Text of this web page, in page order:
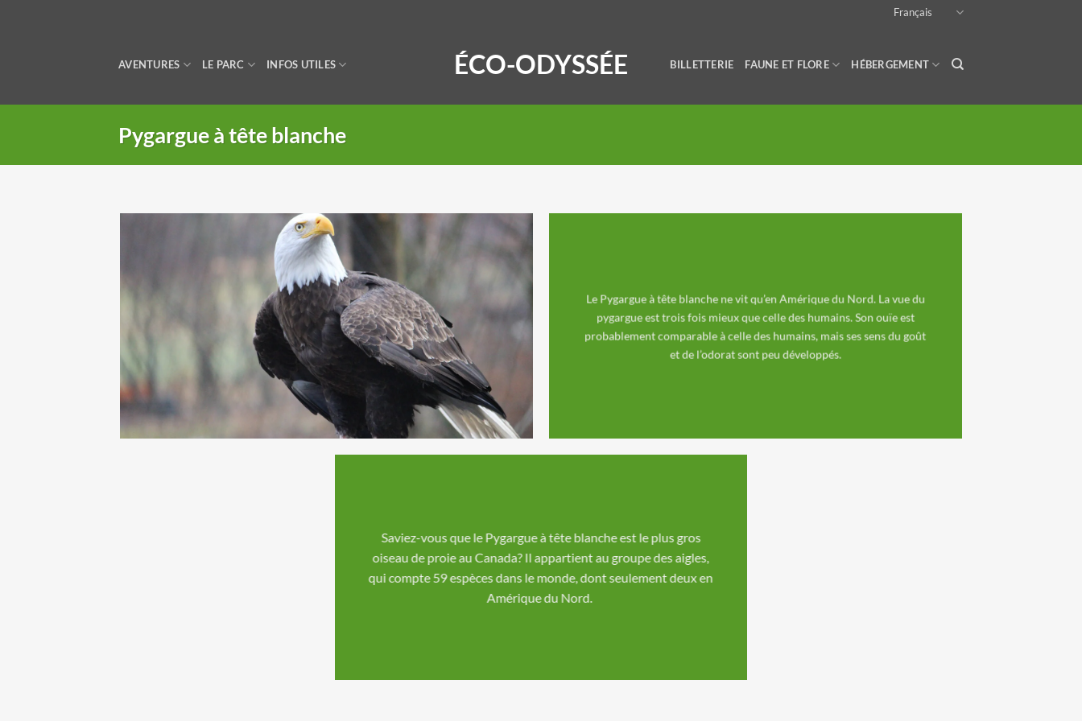
Français
ÉCO-ODYSSÉE
AVENTURES LE PARC INFOS UTILES BILLETTERIE FAUNE ET FLORE HÉBERGEMENT
Pygargue à tête blanche
Le Pygargue à tête blanche ne vit qu’en Amérique du Nord. La vue du
pygargue est trois fois mieux que celle des humains. Son ouïe est
probablement comparable à celle des humains, mais ses sens du goût
et de l’odorat sont peu développés.
Saviez-vous que le Pygargue à tête blanche est le plus gros
oiseau de proie au Canada? Il appartient au groupe des aigles,
qui compte 59 espèces dans le monde, dont seulement deux en
Amérique du Nord.